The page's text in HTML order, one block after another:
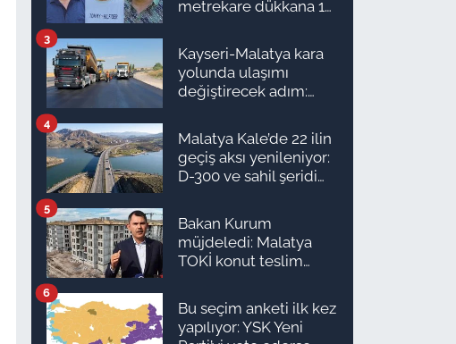
metrekare dükkana 1
Kayseri-Malatya kara
yolunda ulaşımı
değiştirecek adım:
3
Malatya Kale’de 22 ilin
geçiş aksı yenileniyor:
D-300 ve sahil şeridi
4
Bakan Kurum
müjdeledi: Malatya
TOKİ konut teslim
ilçe ilçe teslimat
takvimi ve ödeme
planı
5
Bu seçim anketi ilk kez
yapılıyor: YSK Yeni
6